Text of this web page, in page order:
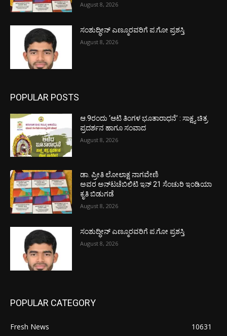
August 8, 2026
ಸಂಶುದ್ಧೀನ್ ಎಣ್ಮೂರವರಿಗೆ ಪ.ಗೋ ಪ್ರಶಸ್ತಿ
August 8, 2026
POPULAR POSTS
ಆ.9ರಂದು ‘ಆಟಿ ತಿಂಗಳ ಭೂತಾರಾಧನೆ’ : ಸಾಕ್ಷ್ಯ ಚಿತ್ರ
ಪ್ರದರ್ಶನ ಹಾಗೂ ಸಂವಾದ
August 8, 2026
ಡಾ. ಪ್ರೀತಿ ಲೋಲಾಕ್ಷ ನಾಗವೇಣಿ
ಅವರ ಅನ್‌ಟಚೆಬಿಲಿಟಿ ಇನ್ 21 ಸೆಂಚುರಿ ಇಂಡಿಯಾ
ಕೃತಿ ಬಿಡುಗಡೆ
August 8, 2026
ಸಂಶುದ್ಧೀನ್ ಎಣ್ಮೂರವರಿಗೆ ಪ.ಗೋ ಪ್ರಶಸ್ತಿ
August 8, 2026
POPULAR CATEGORY
Fresh News
10631